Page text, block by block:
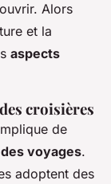
Alors
et la
aspects
croisières
de
voyages.
adoptent des